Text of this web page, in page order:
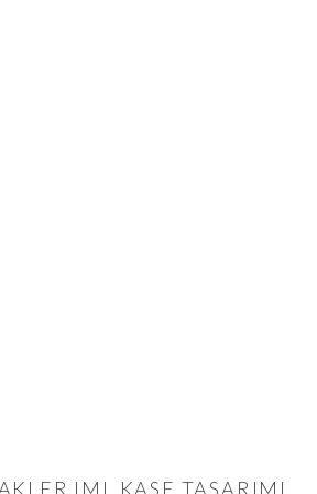
IML KASE TASARIMI